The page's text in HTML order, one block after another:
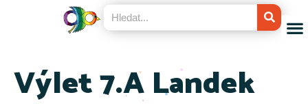
Výlet 7.A Landek